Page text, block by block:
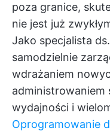
poza granice,
nie jest już
Jako specjalista
samodzielnie
wdrażaniem
administrowaniem
wydajności i
Oprogramowanie